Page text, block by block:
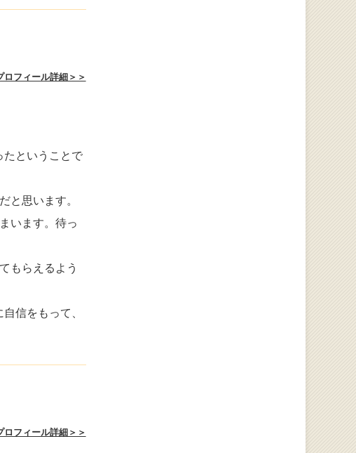
ロフィール詳細＞＞
たということで
と思います。
います。待っ
もらえるよう
信をもって、
ロフィール詳細＞＞